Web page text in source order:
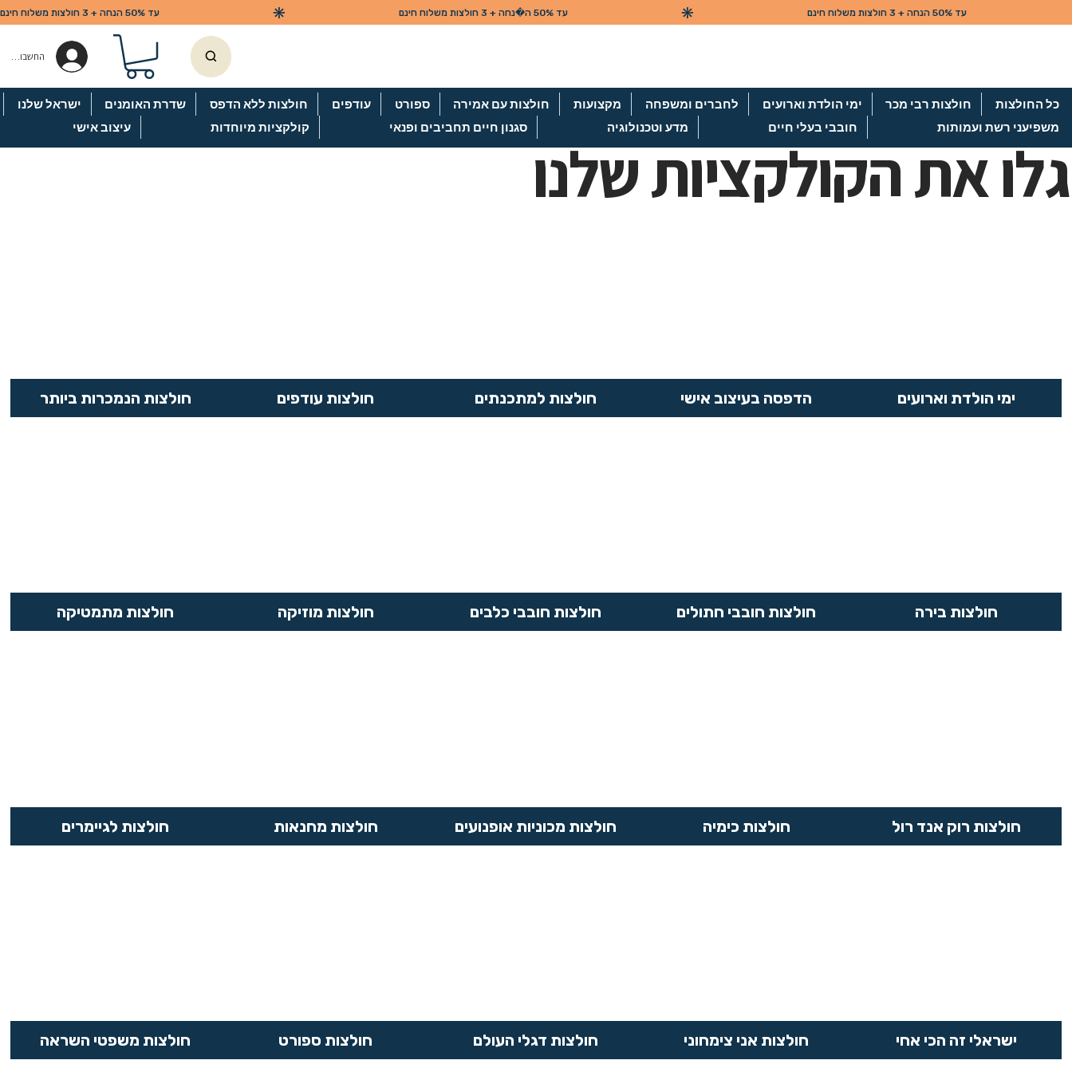
החשבון שלי
גלו את הקולקציות שלנו
חולצות הנמכרות ביותר חולצות עודפים חולצות למתכנתים הדפסה בעיצוב אישי ימי הולדת וארועים
חולצות מתמטיקה חולצות מוזיקה חולצות חובבי כלבים חולצות חובבי חתולים חולצות בירה
חולצות לגיימרים חולצות מחנאות חולצות מכוניות אופנועים חולצות כימיה חולצות רוק אנד רול
חולצות משפטי השראה חולצות ספורט חולצות דגלי העולם חולצות אני צימחוני ישראלי זה הכי אחי
כל החולצות חולצות רבי מכר ימי הולדת וארועים לחברים ומשפחה מקצועות חולצות עם אמירה ספורט עודפים חולצות ללא הדפס שדרת האומנים
ישראל שלנו
משפיעני רשת ועמותות
חובבי בעלי חיים מדע וטכנולוגיה סגנון חיים תחביבים ופנאי קולקציות מיוחדות עיצוב אישי